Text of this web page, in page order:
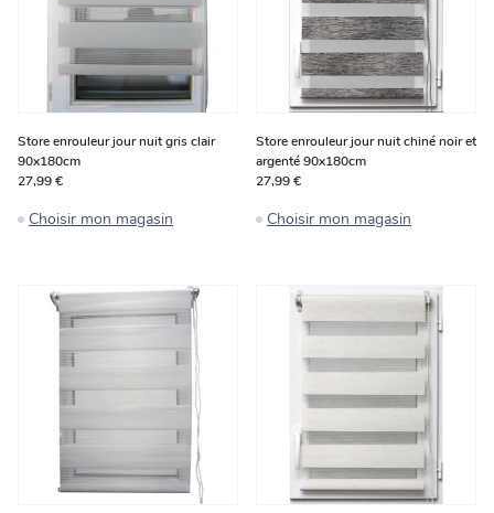
Store enrouleur jour nuit gris clair
90x180cm
27,99 €
Choisir mon magasin
Store enrouleur jour nuit chiné noir et
argenté 90x180cm
27,99 €
Choisir mon magasin